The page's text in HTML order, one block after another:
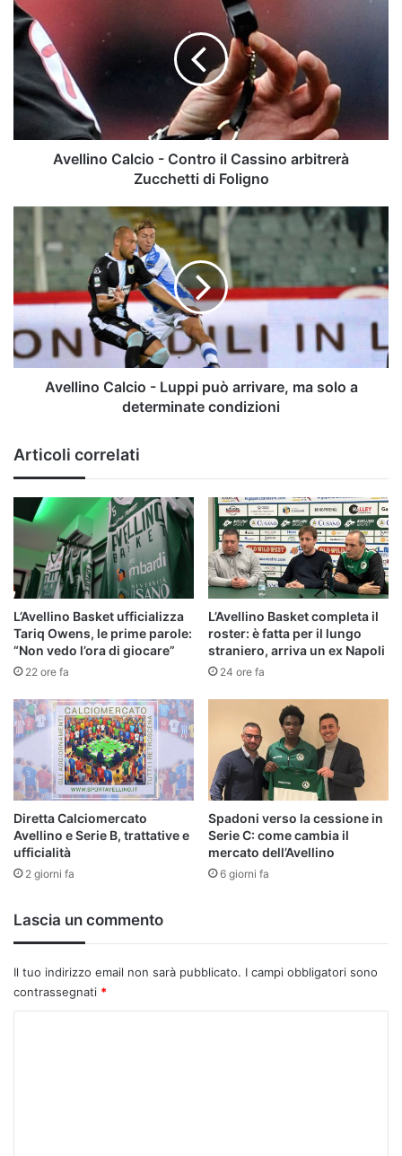
Calcio
-
Contro
Cassino
arbitrerà
Zucchetti
di
Avellino Calcio - Contro il Cassino arbitrerà
Zucchetti di Foligno
Calcio
-
può
arrivare,
ma
solo
a
determinate
Avellino Calcio - Luppi può arrivare, ma solo a
determinate condizioni
Articoli correlati
L’Avellino Basket ufficializza
Tariq Owens, le prime parole:
“Non vedo l’ora di giocare”
22 ore fa
L’Avellino Basket completa il
roster: è fatta per il lungo
straniero, arriva un ex Napoli
24 ore fa
Diretta Calciomercato
Avellino e Serie B, trattative e
ufficialità
2 giorni fa
Spadoni verso la cessione in
Serie C: come cambia il
mercato dell’Avellino
6 giorni fa
Lascia un commento
Il tuo indirizzo email non sarà pubblicato. I campi obbligatori sono
contrassegnati *